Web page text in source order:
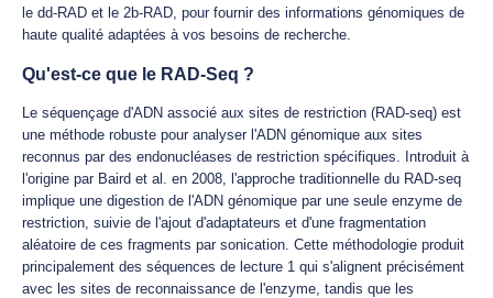
le dd-RAD et le 2b-RAD, pour fournir des informations génomiques de
haute qualité adaptées à vos besoins de recherche.
Qu'est-ce que le RAD-Seq ?
Le séquençage d'ADN associé aux sites de restriction (RAD-seq) est
une méthode robuste pour analyser l'ADN génomique aux sites
reconnus par des endonucléases de restriction spécifiques. Introduit à
l'origine par Baird et al. en 2008, l'approche traditionnelle du RAD-seq
implique une digestion de l'ADN génomique par une seule enzyme de
restriction, suivie de l'ajout d'adaptateurs et d'une fragmentation
aléatoire de ces fragments par sonication. Cette méthodologie produit
principalement des séquences de lecture 1 qui s'alignent précisément
avec les sites de reconnaissance de l'enzyme, tandis que les